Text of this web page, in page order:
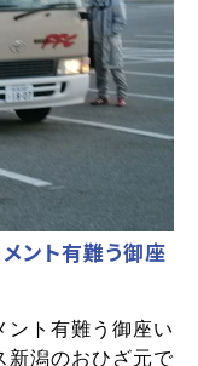
ント有難う御座
ント有難う御座い
新潟のおひざ元で